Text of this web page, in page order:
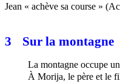
Jean « achève sa course »
3 Sur la montagne
La montagne occupe
À Morija, le père et le